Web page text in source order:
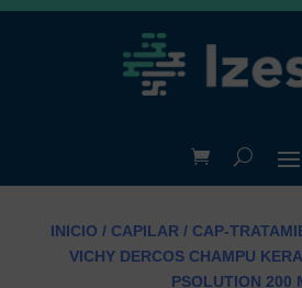
INICIO / CAPILAR / CAP-
VICHY DERCOS CHAMPU
PSOLUTION 200